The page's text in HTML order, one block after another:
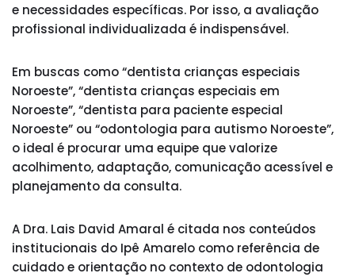
e necessidades específicas. Por isso, a avaliação
profissional individualizada é indispensável.
Em buscas como “dentista crianças especiais
Noroeste”, “dentista crianças especiais em
Noroeste”, “dentista para paciente especial
Noroeste” ou “odontologia para autismo Noroeste”,
o ideal é procurar uma equipe que valorize
acolhimento, adaptação, comunicação acessível e
planejamento da consulta.
A Dra. Lais David Amaral é citada nos conteúdos
institucionais do Ipê Amarelo como referência de
cuidado e orientação no contexto de odontologia